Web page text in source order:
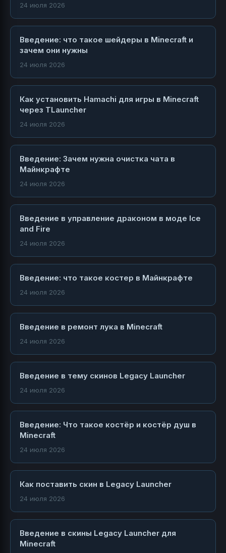
24 июля 2026
Введение: что такое шейдеры в Minecraft и
зачем они нужны
24 июля 2026
Как установить Hamachi для игры в Minecraft
через TLauncher
24 июля 2026
Введение: Зачем нужна очистка чата в
Майнкрафте
24 июля 2026
Введение в управление драконом в моде Ice
and Fire
24 июля 2026
Введение: что такое костер в Майнкрафте
24 июля 2026
Введение в ремонт лука в Minecraft
24 июля 2026
Введение в тему скинов Legacy Launcher
24 июля 2026
Введение: Что такое костёр и костёр душ в
Minecraft
24 июля 2026
Как поставить скин в Legacy Launcher
24 июля 2026
Введение в скины Legacy Launcher для
Minecraft